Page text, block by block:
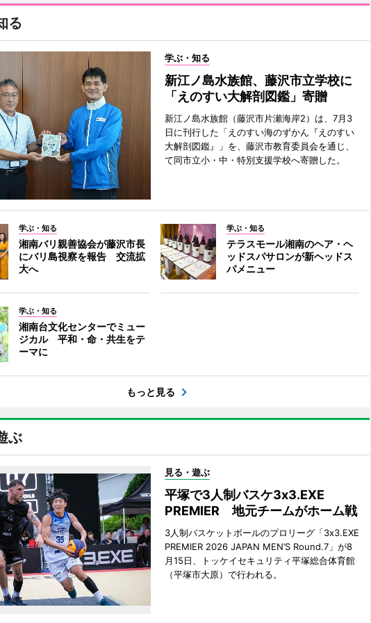
る
学ぶ・知る
新江ノ島水族館、藤沢市立学校に
「えのすい大解剖図鑑」寄贈
新江ノ島水族館（藤沢市片瀬海岸2）は、7月3
日に刊行した「えのすい海のずかん『えのすい
大解剖図鑑』」を、藤沢市教育委員会を通じ、
て同市立小・中・特別支援学校へ寄贈した。
学ぶ・知る
湘南バリ親善協会が藤沢市長
にバリ島視察を報告 交流拡
大へ
学ぶ・知る
テラスモール湘南のヘア・ヘ
ッドスパサロンが新ヘッドス
パメニュー
学ぶ・知る
湘南台文化センターでミュー
ジカル 平和・命・共生をテ
ーマに
もっと見る
ぶ
見る・遊ぶ
平塚で3人制バスケ3x3.EXE
PREMIER 地元チームがホーム戦
3人制バスケットボールのプロリーグ「3x3.EXE
PREMIER 2026 JAPAN MEN’S Round.7」が8
月15日、トッケイセキュリティ平塚総合体育館
（平塚市大原）で行われる。